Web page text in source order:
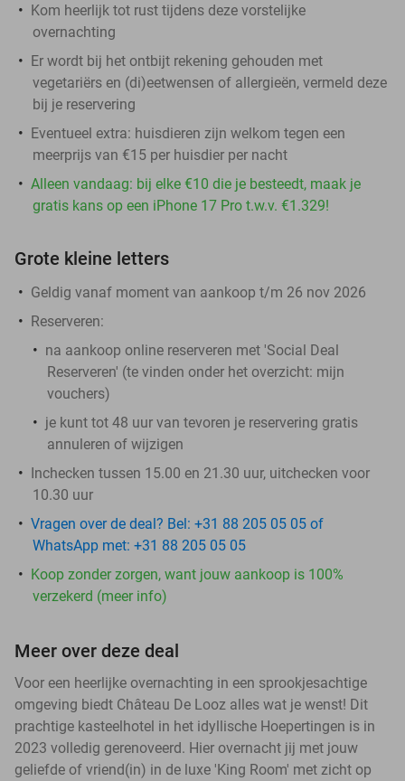
Kom heerlijk tot rust tijdens deze vorstelijke
overnachting
Er wordt bij het ontbijt rekening gehouden met
vegetariërs en (di)eetwensen of allergieën, vermeld deze
bij je reservering
Eventueel extra: huisdieren zijn welkom tegen een
meerprijs van €15 per huisdier per nacht
Alleen vandaag: bij elke €10 die je besteedt, maak je
gratis kans op een iPhone 17 Pro t.w.v. €1.329!
Grote kleine letters
Geldig vanaf moment van aankoop t/m 26 nov 2026
Reserveren:
na aankoop online reserveren met 'Social Deal
Reserveren' (te vinden onder het overzicht: mijn
vouchers)
je kunt tot 48 uur van tevoren je reservering gratis
annuleren of wijzigen
Inchecken tussen 15.00 en 21.30 uur, uitchecken voor
10.30 uur
Vragen over de deal? Bel: +31 88 205 05 05 of
WhatsApp met: +31 88 205 05 05
Koop zonder zorgen, want jouw aankoop is 100%
verzekerd (meer info)
Meer over deze deal
Voor een heerlijke overnachting in een sprookjesachtige
omgeving biedt Château De Looz alles wat je wenst! Dit
prachtige kasteelhotel in het idyllische Hoepertingen is in
2023 volledig gerenoveerd. Hier overnacht jij met jouw
geliefde of vriend(in) in de luxe 'King Room' met zicht op